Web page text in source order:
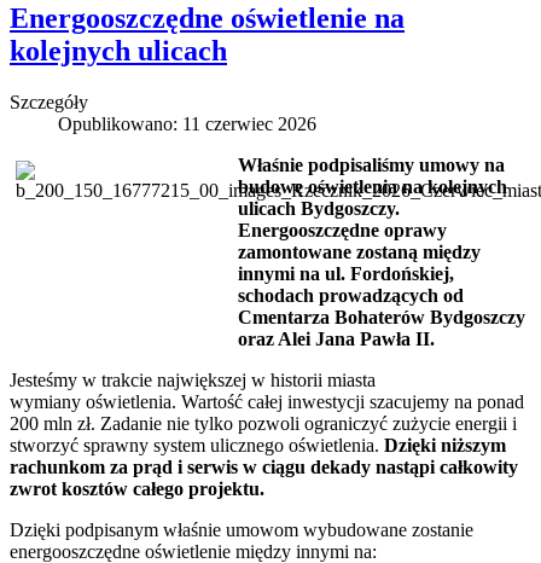
Energooszczędne oświetlenie na
kolejnych ulicach
Szczegóły
Opublikowano: 11 czerwiec 2026
Właśnie podpisaliśmy umowy na
budowę oświetlenia na kolejnych
ulicach Bydgoszczy.
Energooszczędne oprawy
zamontowane zostaną między
innymi na ul. Fordońskiej,
schodach prowadzących od
Cmentarza Bohaterów Bydgoszczy
oraz Alei Jana Pawła II.
Jesteśmy w trakcie największej w historii miasta
wymiany oświetlenia. Wartość całej inwestycji szacujemy na ponad
200 mln zł. Zadanie nie tylko pozwoli ograniczyć zużycie energii i
stworzyć sprawny system ulicznego oświetlenia. Dzięki niższym
rachunkom za prąd i serwis w ciągu dekady nastąpi całkowity
zwrot kosztów całego projektu.
Dzięki podpisanym właśnie umowom wybudowane zostanie
energooszczędne oświetlenie między innymi na: